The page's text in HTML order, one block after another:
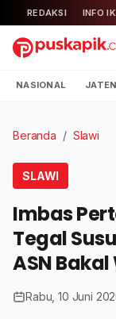
REDAKSI INFO
NASIONAL
Beranda / Slawi
SLAWI
Imbas
Tegal
ASN Bakal
Rabu, 10 Juni